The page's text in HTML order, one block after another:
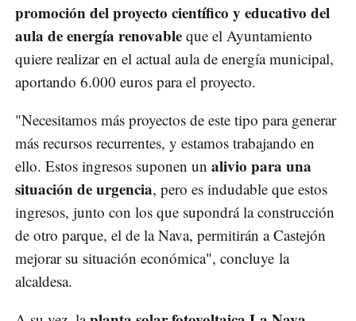
promoción del proyecto científico y educativo del
aula de energía renovable que el Ayuntamiento
quiere realizar en el actual aula de energía municipal,
aportando 6.000 euros para el proyecto.
"Necesitamos más proyectos de este tipo para generar
más recursos recurrentes, y estamos trabajando en
ello. Estos ingresos suponen un alivio para una
situación de urgencia, pero es indudable que estos
ingresos, junto con los que supondrá la construcción
de otro parque, el de la Nava, permitirán a Castejón
mejorar su situación económica", concluye la
alcaldesa.